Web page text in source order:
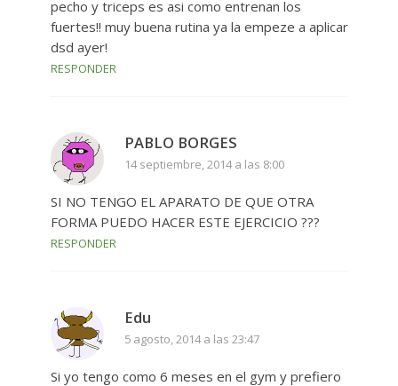
pecho y triceps es asi como entrenan los
fuertes!! muy buena rutina ya la empeze a aplicar
dsd ayer!
RESPONDER
PABLO BORGES
14 septiembre, 2014 a las 8:00
SI NO TENGO EL APARATO DE QUE OTRA
FORMA PUEDO HACER ESTE EJERCICIO ???
RESPONDER
Edu
5 agosto, 2014 a las 23:47
Si yo tengo como 6 meses en el gym y prefiero